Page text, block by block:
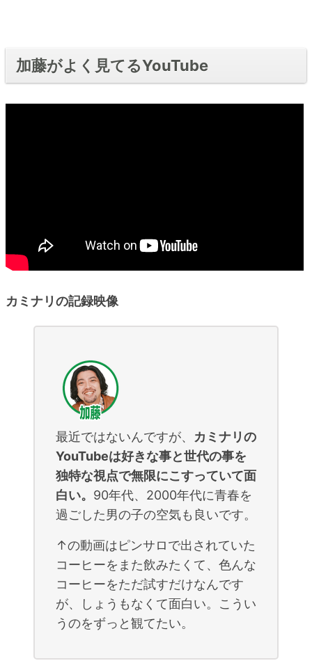
加藤がよく見てるYouTube
カミナリの記録映像
最近ではないんですが、 カミナリの
YouTubeは好きな事と世代の事を
独特な視点で無限にこすっていて面
白い。 90年代、2000年代に青春を
過ごした男の子の空気も良いです。
↑の動画はピンサロで出されていた
コーヒーをまた飲みたくて、色んな
コーヒーをただ試すだけなんです
が、しょうもなくて面白い。こうい
うのをずっと観てたい。